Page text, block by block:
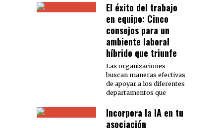
El éxito del trabajo
en equipo: Cinco
consejos para un
ambiente laboral
híbrido que triunfe
Las organizaciones
buscan maneras efectivas
de apoyar a los diferentes
departamentos que
Incorpora la IA en tu
asociación